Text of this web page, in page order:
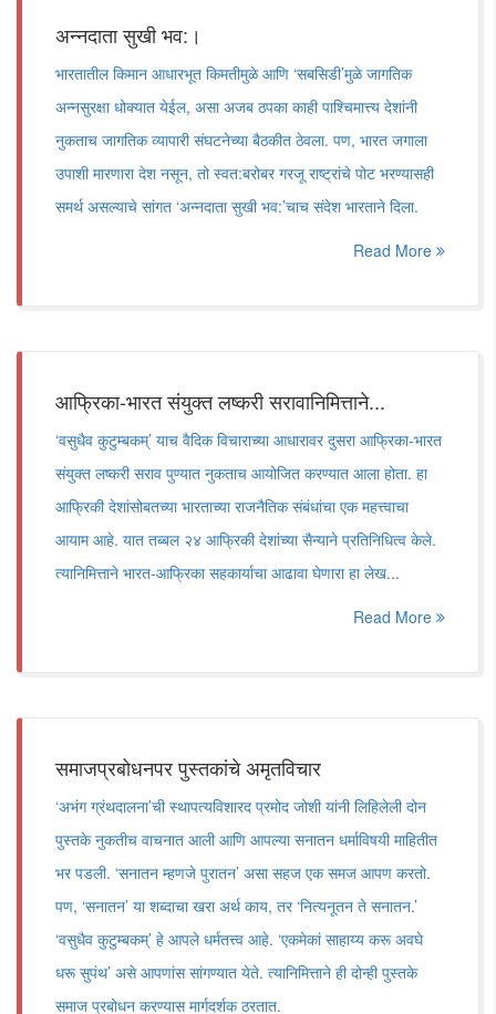
अन्नदाता सुखी भव:।
भारतातील किमान आधारभूत किमतीमुळे आणि ‘सबसिडी’मुळे जागतिक
अन्नसुरक्षा धोक्यात येईल, असा अजब ठपका काही पाश्चिमात्त्य देशांनी
नुकताच जागतिक व्यापारी संघटनेच्या बैठकीत ठेवला. पण, भारत जगाला
उपाशी मारणारा देश नसून, तो स्वत:बरोबर गरजू राष्ट्रांचे पोट भरण्यासही
समर्थ असल्याचे सांगत ‘अन्नदाता सुखी भव:’चाच संदेश भारताने दिला.
Read More
आफ्रिका-भारत संयुक्त लष्करी सरावानिमित्ताने...
‘वसुधैव कुटुम्बकम्’ याच वैदिक विचाराच्या आधारावर दुसरा आफ्रिका-भारत
संयुक्त लष्करी सराव पुण्यात नुकताच आयोजित करण्यात आला होता. हा
आफ्रिकी देशांसोबतच्या भारताच्या राजनैतिक संबंधांचा एक महत्त्वाचा
आयाम आहे. यात तब्बल २४ आफ्रिकी देशांच्या सैन्याने प्रतिनिधित्व केले.
त्यानिमित्ताने भारत-आफ्रिका सहकार्याचा आढावा घेणारा हा लेख...
Read More
समाजप्रबोधनपर पुस्तकांचे अमृतविचार
‘अभंग ग्रंथदालना’ची स्थापत्यविशारद प्रमोद जोशी यांनी लिहिलेली दोन
पुस्तके नुकतीच वाचनात आली आणि आपल्या सनातन धर्माविषयी माहितीत
भर पडली. ‘सनातन म्हणजे पुरातन’ असा सहज एक समज आपण करतो.
पण, ‘सनातन’ या शब्दाचा खरा अर्थ काय, तर ‘नित्यनूतन ते सनातन.’
‘वसुधैव कुटुम्बकम्’ हे आपले धर्मतत्त्व आहे. ‘एकमेकां साहाय्य करू अवघे
धरू सुपंथ’ असे आपणांस सांगण्यात येते. त्यानिमित्ताने ही दोन्ही पुस्तके
समाज प्रबोधन करण्यास मार्गदर्शक ठरतात.